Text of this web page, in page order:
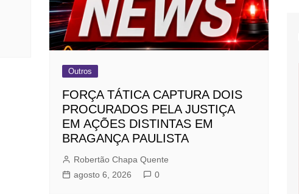
Outros
FORÇA TÁTICA CAPTURA DOIS
PROCURADOS PELA JUSTIÇA
EM AÇÕES DISTINTAS EM
BRAGANÇA PAULISTA
Robertão Chapa Quente
agosto 6, 2026
0